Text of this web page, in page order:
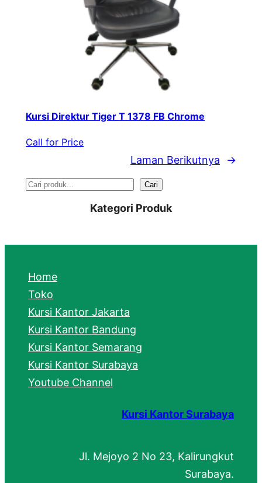
Kursi Direktur Tiger T 1378 FB Chrome
Call for Price
Laman Berikutnya →
S
r
h
Cari
Kategori Produk
Home
Toko
Kursi Kantor Jakarta
Kursi Kantor Bandung
Kursi Kantor Semarang
Kursi Kantor Surabaya
Youtube Channel
Kursi Kantor Surabaya
Jl. Mejoyo 2 No 23, Kalirungkut
Surabaya.